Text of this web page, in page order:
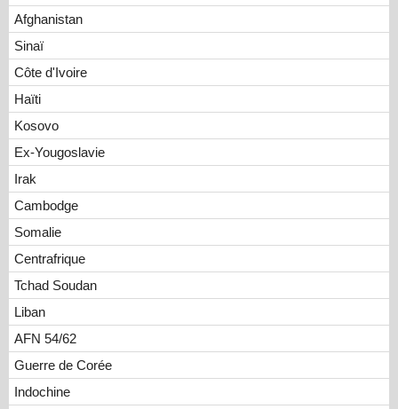
Afghanistan
Sinaï
Côte d'Ivoire
Haïti
Kosovo
Ex-Yougoslavie
Irak
Cambodge
Somalie
Centrafrique
Tchad Soudan
Liban
AFN 54/62
Guerre de Corée
Indochine